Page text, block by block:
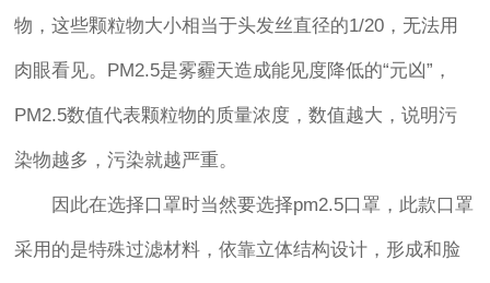
物，这些颗粒物大小相当于头发丝直径的1/20，无法用
肉眼看见。PM2.5是雾霾天造成能见度降低的“元凶”，
PM2.5数值代表颗粒物的质量浓度，数值越大，说明污
染物越多，污染就越严重。
因此在选择口罩时当然要选择pm2.5口罩，此款口罩
采用的是特殊过滤材料，依靠立体结构设计，形成和脸